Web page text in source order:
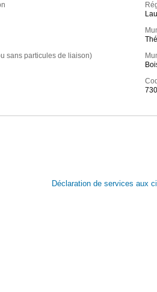
sans particules de liaison)
Déclaration de services aux